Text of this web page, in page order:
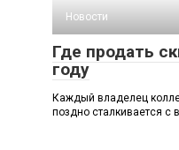
Новости
Где продать
году
Каждый владелец
поздно сталкивается с